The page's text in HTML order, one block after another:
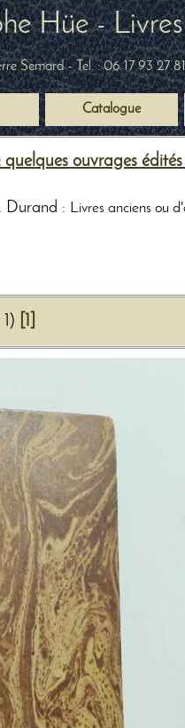
Hüe -
Semard- Tel. :06 17 93 27 81
Catalogue
quelques ouvrages
Durand : Livres anciens ou
[1]